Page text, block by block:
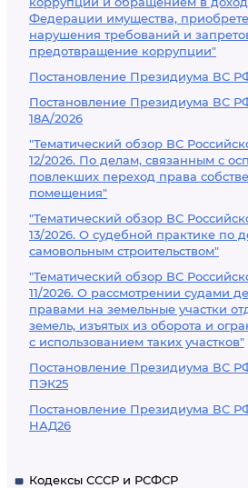
Федерации имущества,
нарушения требований и
предотвращение коррупции"
Постановление Президиума ВС РФ
Постановление Президиума ВС РФ
18А/2026
"Тематический обзор ВС
12/2026. По делам, связанным с
повлекших переход права
помещения"
"Тематический обзор ВС
13/2026. О судебной практике по
самовольным строительством"
"Тематический обзор ВС
11/2026. О рассмотрении судами
правами на земельные участки
земель, изъятых из оборота и
с использованием таких участков"
Постановление Президиума ВС РФ
ПЭК25
Постановление Президиума ВС РФ
НАД26
Кодексы СССР и РСФСР